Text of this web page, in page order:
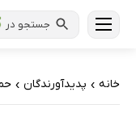
جستجو در
خانه › پدیدآورندگان ›